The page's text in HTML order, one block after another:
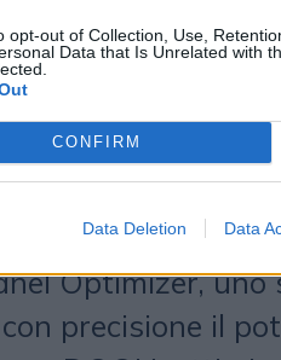
opt-out of Collection, Use,
Data that Is Unrelated with
CONFIRM
Data Deletion Data
l’analisi dei
trasformando il
di Insights AI,
il media
azionabili.
Optimizer, uno
precisione il